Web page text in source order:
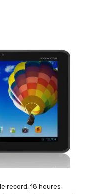
record, 18 heures